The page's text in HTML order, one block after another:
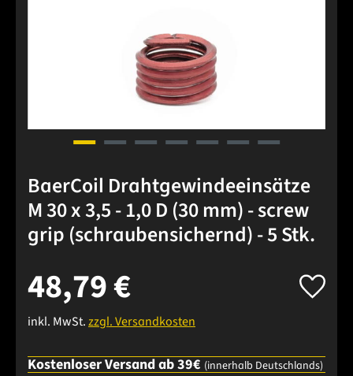
BaerCoil Drahtgewindeeinsätze
M 30 x 3,5 - 1,0 D (30 mm) - screw
grip (schraubensichernd) - 5 Stk.
48,79 €
inkl. MwSt.zzgl. Versandkosten
Kostenloser Versand ab 39€ (innerhalb Deutschlands)